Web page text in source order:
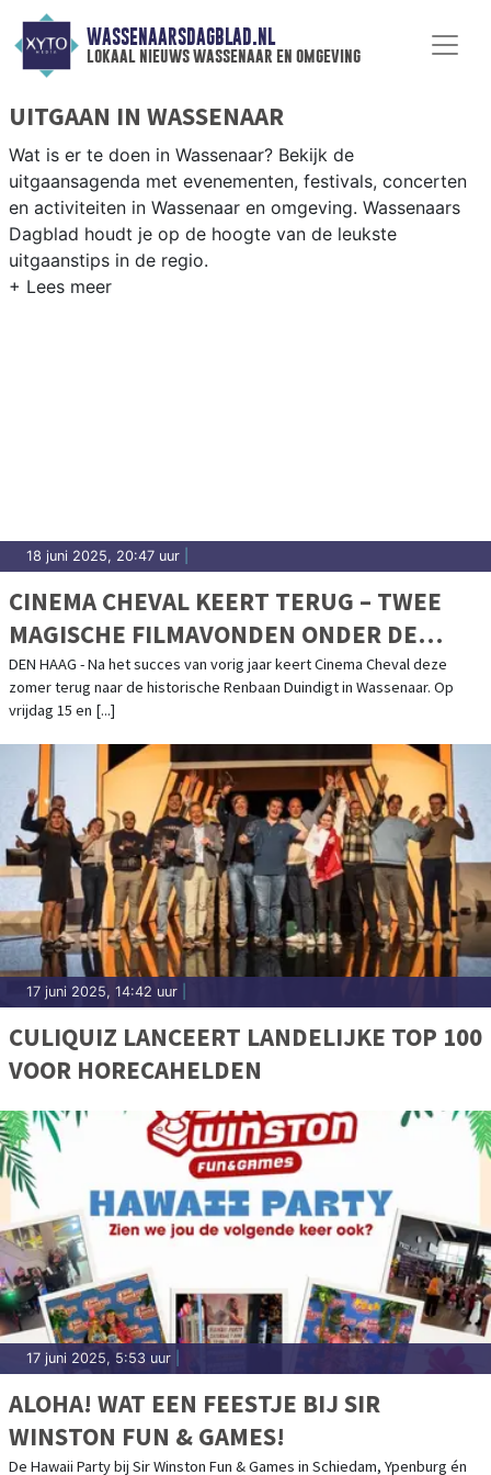
WASSENAARSDAGBLAD.NL
lokaal nieuws wassenaar en omgeving
UITGAAN IN WASSENAAR
Wat is er te doen in Wassenaar? Bekijk de
uitgaansagenda met evenementen, festivals, concerten
en activiteiten in Wassenaar en omgeving. Wassenaars
Dagblad houdt je op de hoogte van de leukste
uitgaanstips in de regio.
18 juni 2025, 20:47 uur
CINEMA CHEVAL KEERT TERUG – TWEE
MAGISCHE FILMAVONDEN ONDER DE
STERREN!
DEN HAAG - Na het succes van vorig jaar keert Cinema Cheval deze
zomer terug naar de historische Renbaan Duindigt in Wassenaar. Op
vrijdag 15 en [...]
17 juni 2025, 14:42 uur
CULIQUIZ LANCEERT LANDELIJKE TOP 100
VOOR HORECAHELDEN
17 juni 2025, 5:53 uur
ALOHA! WAT EEN FEESTJE BIJ SIR
WINSTON FUN & GAMES!
De Hawaii Party bij Sir Winston Fun & Games in Schiedam, Ypenburg én